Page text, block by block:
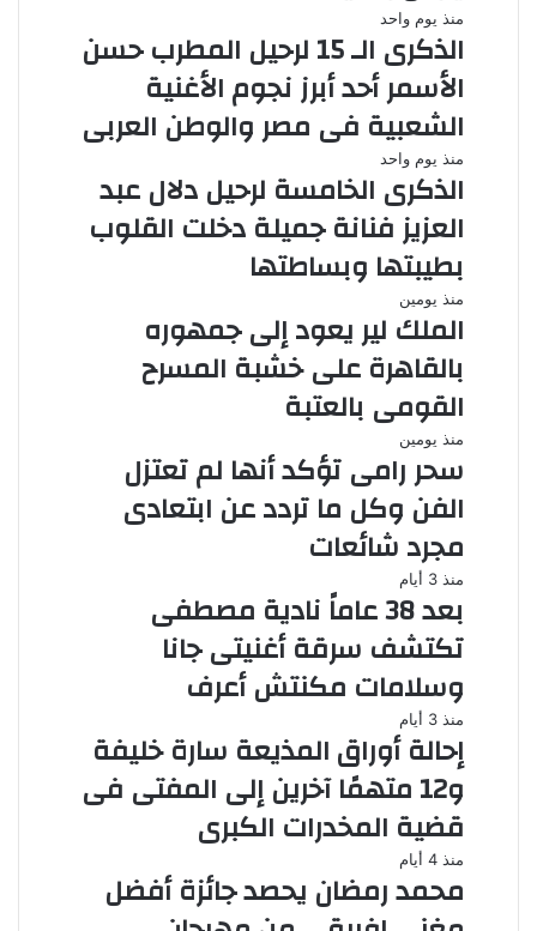
منذ يوم واحد
الذكرى الـ 15 لرحيل المطرب حسن
الأسمر أحد أبرز نجوم الأغنية
الشعبية فى مصر والوطن العربى
منذ يوم واحد
الذكرى الخامسة لرحيل دلال عبد
العزيز فنانة جميلة دخلت القلوب
بطيبتها وبساطتها
منذ يومين
الملك لير يعود إلى جمهوره
بالقاهرة على خشبة المسرح
القومى بالعتبة
منذ يومين
سحر رامى تؤكد أنها لم تعتزل
الفن وكل ما تردد عن ابتعادى
مجرد شائعات
منذ 3 أيام
بعد 38 عاماً نادية مصطفى
تكتشف سرقة أغنيتى جانا
وسلامات مكنتش أعرف
منذ 3 أيام
إحالة أوراق المذيعة سارة خليفة
و12 متهمًا آخرين إلى المفتى فى
قضية المخدرات الكبرى
منذ 4 أيام
محمد رمضان يحصد جائزة أفضل